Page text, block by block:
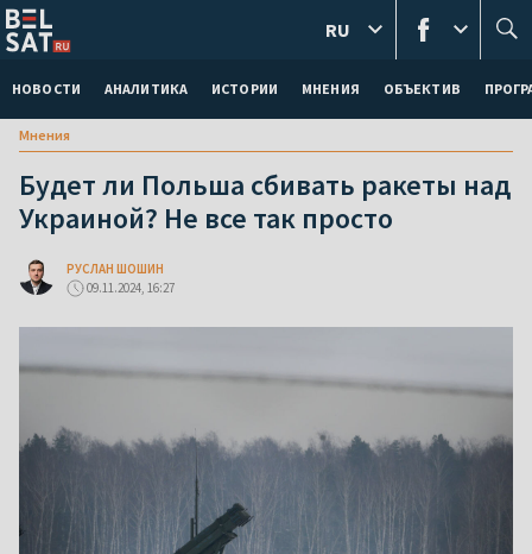
НОВОСТИ АНАЛИТИКА ИСТОРИИ МНЕНИЯ ОБЪЕКТИВ
RU
Мнения
Будет ли Польша сбивать ракеты над
Украиной? Не все так просто
РУСЛАН ШОШИН
09.11.2024, 16:27